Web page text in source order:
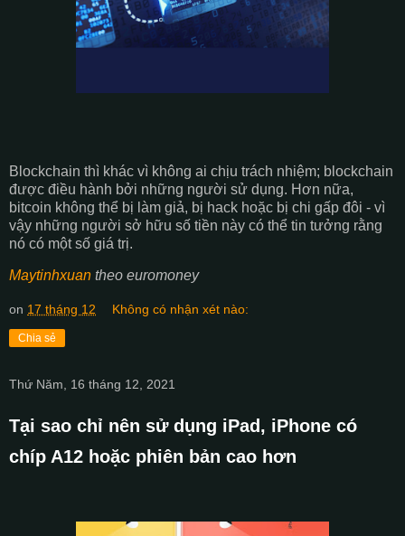
Blockchain thì khác vì không ai chịu trách nhiệm; blockchain
được điều hành bởi những người sử dụng. Hơn nữa,
bitcoin không thể bị làm giả, bị hack hoặc bị chi gấp đôi - vì
vậy những người sở hữu số tiền này có thể tin tưởng rằng
nó có một số giá trị.
Maytinhxuan theo euromoney
on 17 tháng 12 Không có nhận xét nào:
Chia sẻ
Thứ Năm, 16 tháng 12, 2021
Tại sao chỉ nên sử dụng iPad, iPhone có
chíp A12 hoặc phiên bản cao hơn